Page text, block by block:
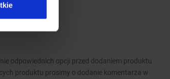
odpowiednich opcji przed dodaniem produktu
produktu prosimy o dodanie komentarza w